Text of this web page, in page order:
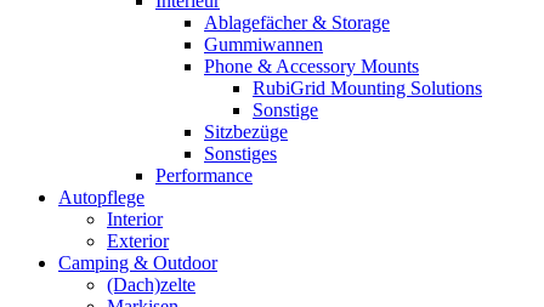
Ablagefächer & Storage
Gummiwannen
Phone & Accessory Mounts
RubiGrid Mounting Solutions
Sonstige
Sitzbezüge
Sonstiges
Performance
Autopflege
Interior
Exterior
Camping & Outdoor
(Dach)zelte